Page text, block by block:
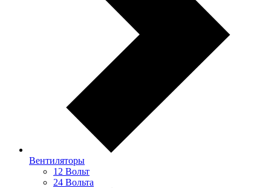
Вентиляторы
12 Вольт
24 Вольта